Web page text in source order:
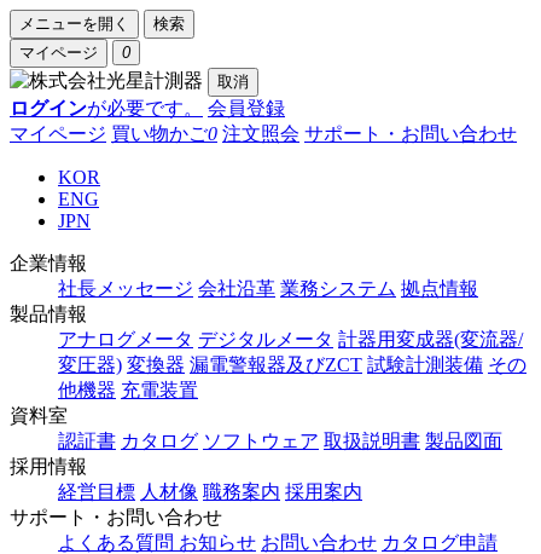
メニューを開く
検索
マイページ
0
取消
ログインが必要です。
会員登録
マイページ 買い物かご0 注文照会 サポート・お問い合わせ
KOR
ENG
JPN
企業情報
社長メッセージ 会社沿革 業務システム 拠点情報
製品情報
アナログメータ デジタルメータ 計器用変成器(変流器/
変圧器) 変換器 漏電警報器及びZCT 試験計測装備 その
他機器 充電装置
資料室
認証書 カタログ ソフトウェア 取扱説明書 製品図面
採用情報
経営目標 人材像 職務案内 採用案内
サポート・お問い合わせ
よくある質問 お知らせ お問い合わせ カタログ申請